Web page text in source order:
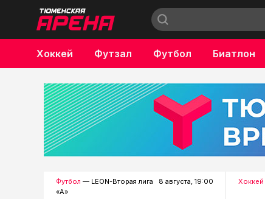
Хоккей Футзал Футбол Биатлон
Бокс
Футбол — LEON-Вторая лига
«А»
8 августа, 19:00 Хоккей